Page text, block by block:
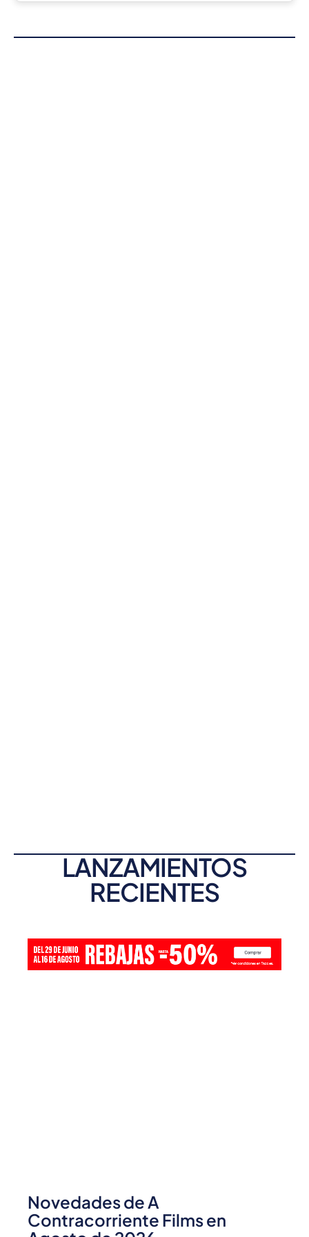
LANZAMIENTOS
RECIENTES
Novedades de A
Contracorriente Films en